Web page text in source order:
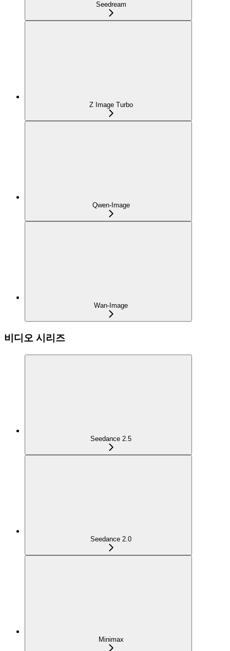
Seedream
Z Image Turbo
Qwen-Image
Wan-Image
비디오 시리즈
Seedance 2.5
Seedance 2.0
Minimax